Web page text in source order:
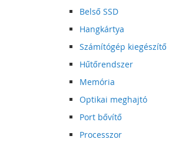
Belső SSD
Hangkártya
Számítógép kiegészítő
Hűtőrendszer
Memória
Optikai meghajtó
Port bővítő
Processzor